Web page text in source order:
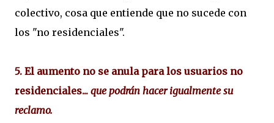
colectivo, cosa que entiende que no sucede con
los "no residenciales".
5. El aumento no se anula para los usuarios no
residenciales... que podrán hacer igualmente su
reclamo.